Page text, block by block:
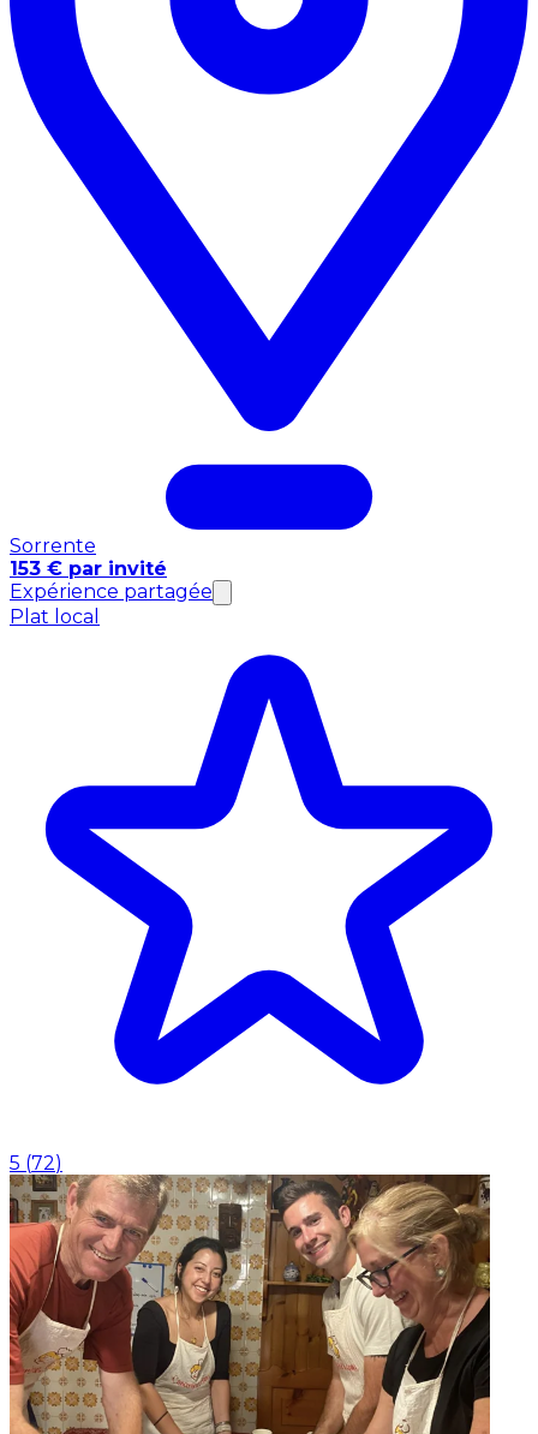
Sorrente
153 € par invité
Expérience partagée
Plat local
5 (72)